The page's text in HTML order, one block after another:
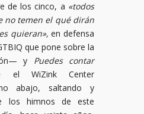
de los cinco, a «todos
no temen el qué dirán
quieran»,en defensa
que pone sobre la
y Puedes contar
el WiZink Center
abajo, saltando y
los himnos de este